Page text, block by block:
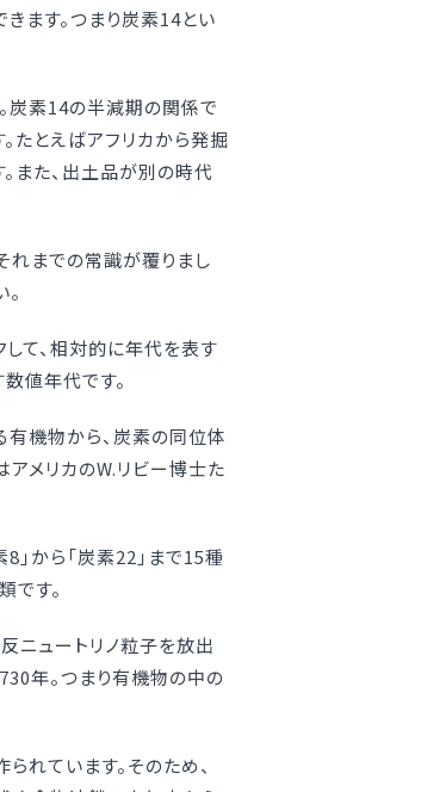
ます。つまり炭素14とい
炭素14の半減期の関係で
たとえばアフリカから発掘
また、出土品が別の時代
れまでの常識が覆りまし
て、相対的に年代を表す
値年代です。
有機物から、炭素の同位体
アメリカのW.リビー博士た
」から「炭素22」まで15種
です。
ニュートリノ粒子を放出
年。つまり有機物の中の
れています。そのため、